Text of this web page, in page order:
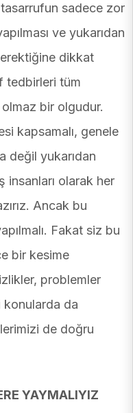
sadece zor
ve yukarıdan
dikkat
tedbirleri tüm
bir olgudur.
kapsamalı, genele
değil yukarıdan
insanları olarak her
Ancak bu
Fakat siz bu
bir kesime
problemler
konularda da
de doğru
YAYMALIYIZ